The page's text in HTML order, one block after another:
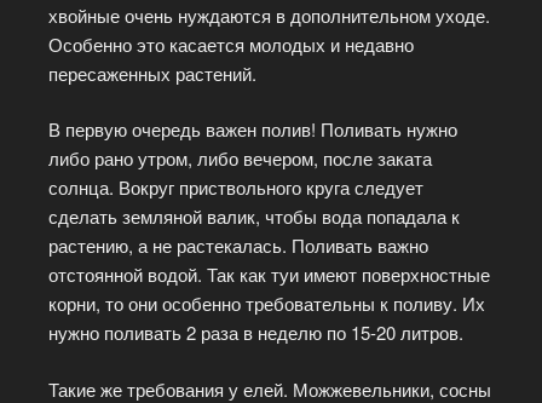
хвойные очень нуждаются в дополнительном уходе.
Особенно это касается молодых и недавно
пересаженных растений.
В первую очередь важен полив! Поливать нужно
либо рано утром, либо вечером, после заката
солнца. Вокруг приствольного круга следует
сделать земляной валик, чтобы вода попадала к
растению, а не растекалась. Поливать важно
отстоянной водой. Так как туи имеют поверхностные
корни, то они особенно требовательны к поливу. Их
нужно поливать 2 раза в неделю по 15-20 литров.
Такие же требования у елей. Можжевельники, сосны